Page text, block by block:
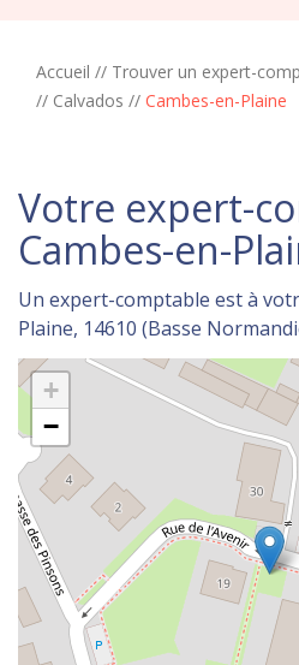
Accueil // Trouver un expert-
// Calvados // Cambes-en-Plaine
Votre expert-
Cambes-en-
Un expert-comptable est à
Plaine, 14610 (Basse
+
−